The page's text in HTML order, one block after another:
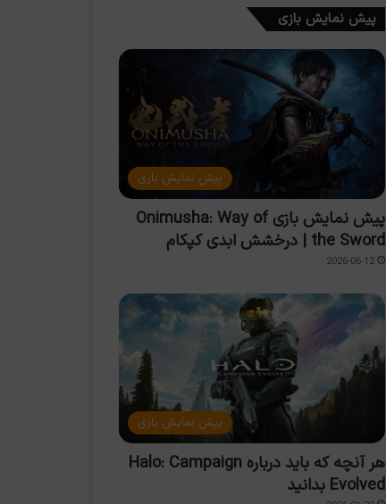
پیش نمایش بازی
پیش نمایش بازی
پیش نمایش بازی Onimusha: Way of
the Sword | درخشش ابدی کپکام
2026-06-12
پیش نمایش بازی
هر آنچه که باید درباره Halo: Campaign
Evolved بدانید